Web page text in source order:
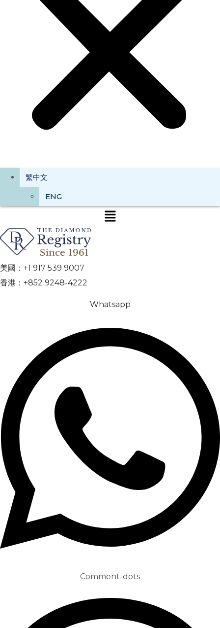
繁中文
ENG
美國：+1 917 539 9007
香港：+852 9248-4222
Whatsapp
Comment-dots